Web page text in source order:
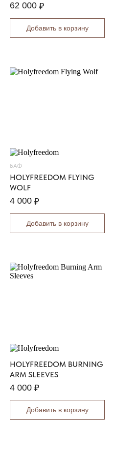
62 000 ₽
Добавить в корзину
БАФ
HOLYFREEDOM FLYING
WOLF
4 000 ₽
Добавить в корзину
HOLYFREEDOM BURNING
ARM SLEEVES
4 000 ₽
Добавить в корзину
R
I
B
B
T
X
P
E
R
O
Z